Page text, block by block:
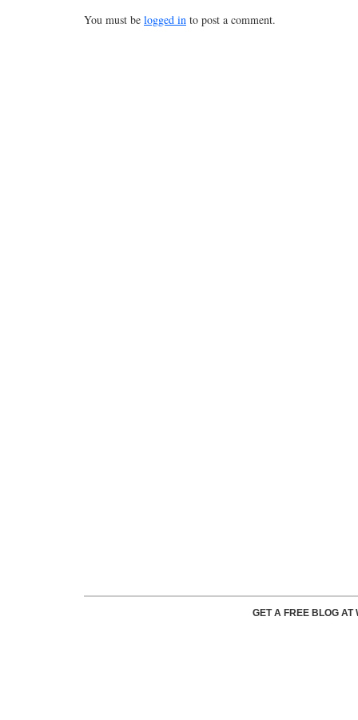
You must be logged in to post a comment.
GET A FREE BLOG AT